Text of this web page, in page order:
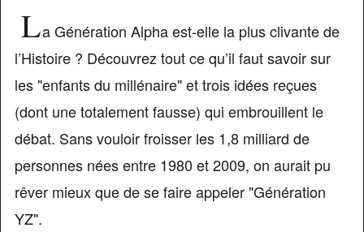
La Génération Alpha est-elle la plus clivante de
l’Histoire ? Découvrez tout ce qu’il faut savoir sur
les "enfants du millénaire" et trois idées reçues
(dont une totalement fausse) qui embrouillent le
débat. Sans vouloir froisser les 1,8 milliard de
personnes nées entre 1980 et 2009, on aurait pu
rêver mieux que de se faire appeler "Génération
YZ".